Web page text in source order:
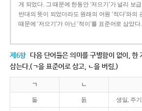
게 되었다. 그 때문에 한동안 ‘저으기’가 널리 보
반대의 뜻이 되었더라도 원래의 어원 ‘적다’와의
때문에 ‘저으기’가 아닌 ‘적이’를 표준어로 삼았다.
제6항 다음 단어들은 의미를 구별함이 없이, 한
삼는다.(ㄱ을 표준어로 삼고, ㄴ을 버림.)
ㄱ ㄴ
돌 돐 생일, 주기.